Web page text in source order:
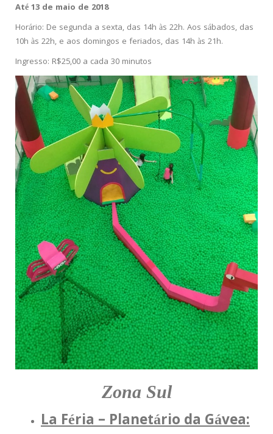
Até 13 de maio de 2018
Horário: De segunda a sexta, das 14h às 22h. Aos sábados, das
10h às 22h, e aos domingos e feriados, das 14h às 21h.
Ingresso: R$25,00 a cada 30 minutos
Zona Sul
La Féria – Planetário da Gávea: